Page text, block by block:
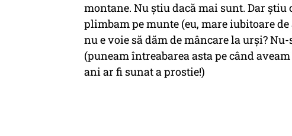
montane. Nu știu dacă mai sunt. Dar
plimbam pe munte (eu, mare iubitoare
nu e voie să dăm de mâncare la urși?
(puneam întreabarea asta pe când
ani ar fi sunat a prostie!)